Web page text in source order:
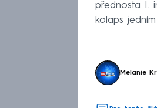
přednosta I.
kolaps
Melanie